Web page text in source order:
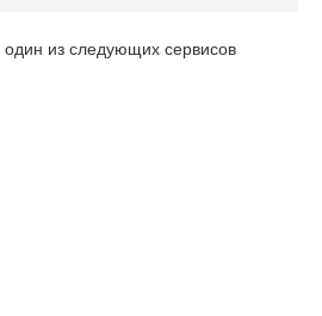
из следующих сервисов